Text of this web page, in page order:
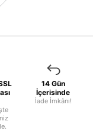
14 Gün
İçerisinde
İade İmkânı!